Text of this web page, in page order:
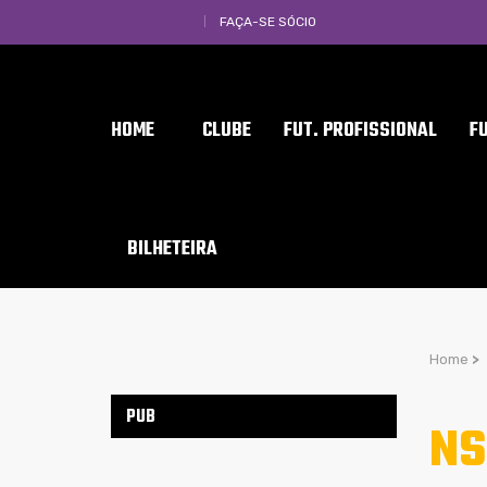
FAÇA-SE SÓCIO
HOME CLUBE FUT. PROFISSIONAL
BILHETEIRA
Home >
PUB